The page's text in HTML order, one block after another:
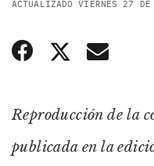
ACTUALIZADO VIERNES 27
Reproducción de la
publicada en la